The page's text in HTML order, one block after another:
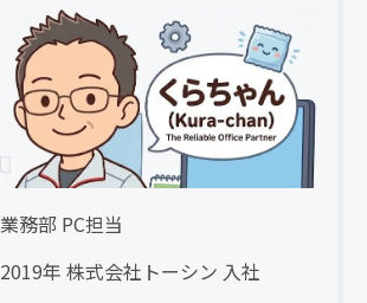
業務部 PC担当
2019年 株式会社トーシン 入社